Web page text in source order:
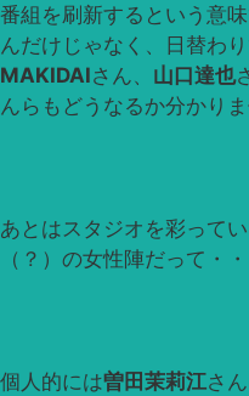
番組を刷新するという意
んだけじゃなく、日替わ
MAKIDAIさん、 山口達也
んらもどうなるか分かり
あとはスタジオを彩って
（？）の女性陣だって・・
個人的には曽田茉莉江さ